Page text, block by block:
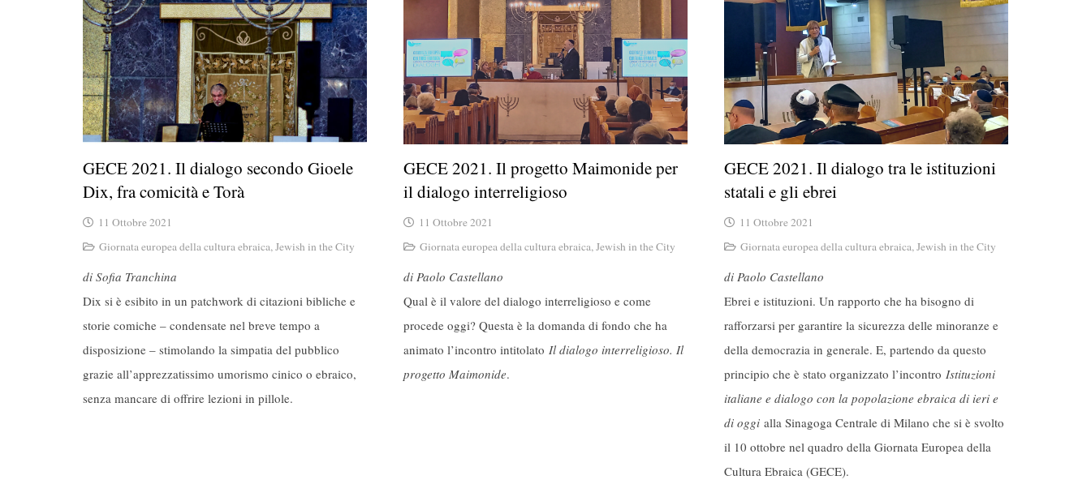
GECE 2021. Il dialogo secondo Gioele
Dix, fra comicità e Torà
11 Ottobre 2021
Giornata europea della cultura ebraica,Jewish in the City
di Sofia Tranchina
Dix si è esibito in un patchwork di citazioni bibliche e
storie comiche – condensate nel breve tempo a
disposizione – stimolando la simpatia del pubblico
grazie all’apprezzatissimo umorismo cinico o ebraico,
senza mancare di offrire lezioni in pillole.
GECE 2021. Il progetto Maimonide per
il dialogo interreligioso
11 Ottobre 2021
Giornata europea della cultura ebraica,Jewish in the City
di Paolo Castellano
Qual è il valore del dialogo interreligioso e come
procede oggi? Questa è la domanda di fondo che ha
animato l’incontro intitolato Il dialogo interreligioso. Il
progetto Maimonide.
GECE 2021. Il dialogo tra le istituzioni
statali e gli ebrei
11 Ottobre 2021
Giornata europea della cultura ebraica,Jewish in the City
di Paolo Castellano
Ebrei e istituzioni. Un rapporto che ha bisogno di
rafforzarsi per garantire la sicurezza delle minoranze e
della democrazia in generale. E, partendo da questo
principio che è stato organizzato l’incontro Istituzioni
italiane e dialogo con la popolazione ebraica di ieri e
di oggi alla Sinagoga Centrale di Milano che si è svolto
il 10 ottobre nel quadro della Giornata Europea della
Cultura Ebraica (GECE).